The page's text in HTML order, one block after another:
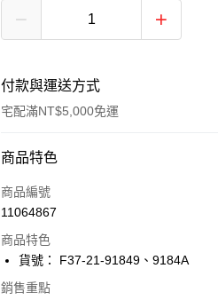
付款與運送方式
宅配滿NT$5,000免運
付款方式
信用卡一次付款
Apple Pay
街口支付
商品特色
商品編號
11064867
商品特色
貨號： F37-21-91849、9184A
銷售重點